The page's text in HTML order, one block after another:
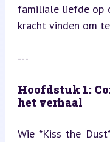
familiale liefde op
kracht vinden om
---
Hoofdstuk 1:
het verhaal
Wie *Kiss the